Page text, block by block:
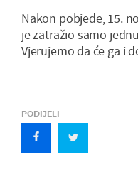
Nakon pobjede, 15.
je zatražio samo
Vjerujemo da će ga i
PODIJELI